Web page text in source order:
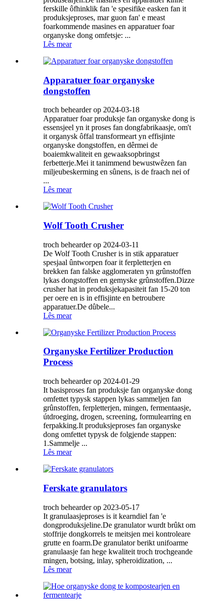
ferskille ôfhinklik fan 'e spesifike easken fan it
produksjeproses, mar guon fan' e meast
foarkommende masines en apparatuer foar
organyske dong omfetsje: ...
Lês mear
Apparatuer foar organyske
dongstoffen
troch behearder op 2024-03-18
Apparatuer foar produksje fan organyske dong is
essensjeel yn it proses fan dongfabrikaasje, om't
it organysk ôffal transformeart yn effisjinte
organyske dongstoffen, en dêrmei de
boaiemkwaliteit en gewaaksopbringst
ferbetterje.Mei it tanimmend bewustwêzen fan
miljeubeskerming en sûnens, is de fraach nei of
...
Lês mear
Wolf Tooth Crusher
troch behearder op 2024-03-11
De Wolf Tooth Crusher is in stik apparatuer
spesjaal ûntworpen foar it ferpletterjen en
brekken fan falske agglomeraten yn grûnstoffen
lykas dongstoffen en gemyske grûnstoffen.Dizze
crusher hat in produksjekapasiteit fan 15-20 ton
per oere en is in effisjinte en betroubere
apparatuer.De dûbele...
Lês mear
Organyske Fertilizer Production
Process
troch behearder op 2024-01-29
It basisproses fan produksje fan organyske dong
omfettet typysk stappen lykas sammeljen fan
grûnstoffen, ferpletterjen, mingen, fermentaasje,
útdroeging, drogen, screening, formulearring en
ferpakking.It produksjeproses fan organyske
dong omfettet typysk de folgjende stappen:
1.Sammelje ...
Lês mear
Ferskate granulators
troch behearder op 2023-05-17
It granulaasjeproses is it kearndiel fan 'e
dongproduksjeline.De granulator wurdt brûkt om
stoffrije dongkorrels te meitsjen mei kontroleare
grutte en foarm.De granulator berikt unifoarme
granulaasje fan hege kwaliteit troch trochgeande
mingen, botsing, inlay, spheroidization, ...
Lês mear